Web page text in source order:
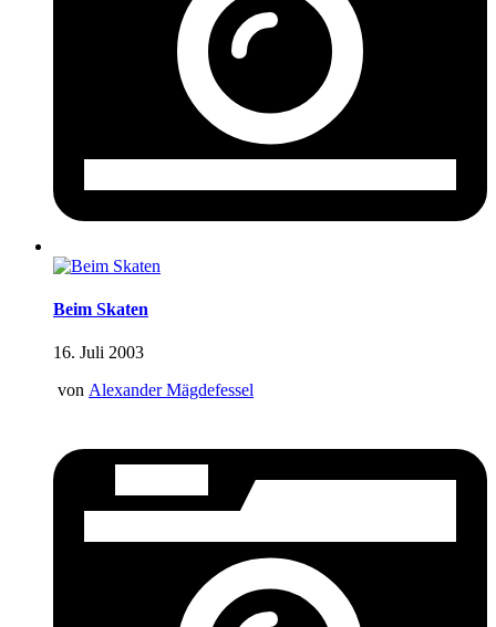
Beim Skaten
16. Juli 2003
von Alexander Mägdefessel